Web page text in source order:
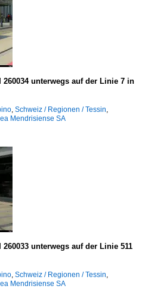
unterwegs auf der Linie 7 in
Schweiz / Regionen / Tessin
Mendrisiense SA
unterwegs auf der Linie 511
Schweiz / Regionen / Tessin
Mendrisiense SA